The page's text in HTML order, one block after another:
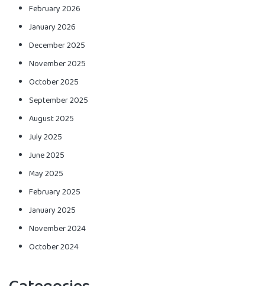
February 2026
January 2026
December 2025
November 2025
October 2025
September 2025
August 2025
July 2025
June 2025
May 2025
February 2025
January 2025
November 2024
October 2024